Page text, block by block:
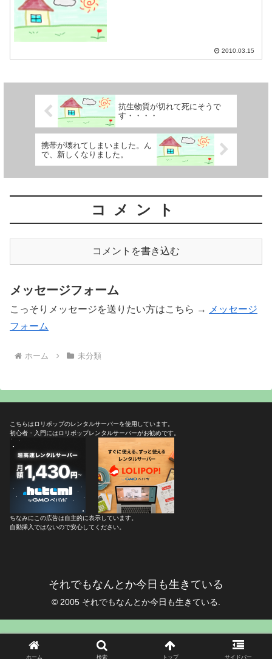
2010.03.15
抗生物質が切れて死にそうで
す・・・・
携帯が壊れてしまいました。ん
で、新しくなりました。
コメント
コメントを書き込む
メッセージフォーム
こっそりメッセージを送りたい方はこちら →
メッセージ
フォーム
ホーム 未分類
こちらはロリポップのレンタルサーバーを使用しています。
初心者・入門にはロリポップレンタルサーバーがお勧めです。
ちなみにこの広告は自主的に表示しています。
自動挿入ではないので安心してください。
それでもなんとか今日も生きている
© 2005 それでもなんとか今日も生きている.
ホーム 検索 トップ サイドバー